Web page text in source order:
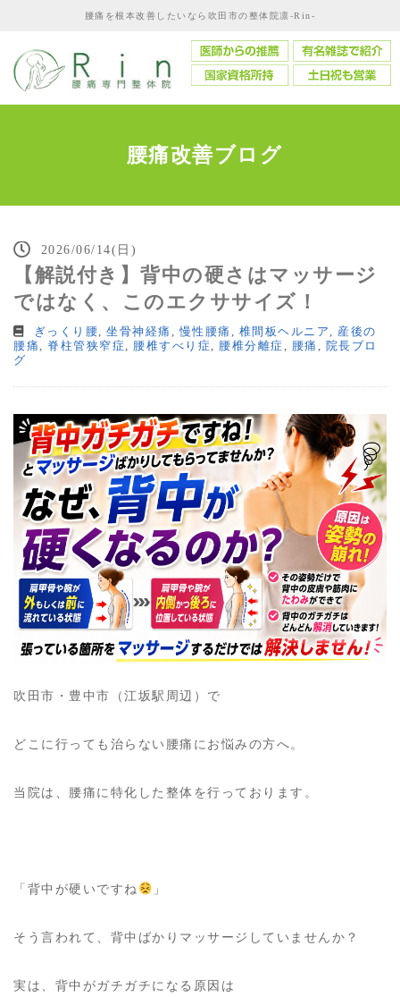
腰痛を根本改善したいなら吹田市の整体院凛-Rin-
腰痛改善ブログ
2026/06/14(日)
【解説付き】背中の硬さはマッサージ
ではなく、このエクササイズ！
ぎっくり腰, 坐骨神経痛 ,慢性腰痛 , 椎間板ヘルニア , 産後の
腰痛 , 脊柱管狭窄症 , 腰椎すべり症 , 腰椎分離症 , 腰痛 , 院長ブロ
グ
吹田市・豊中市（江坂駅周辺）で
どこに行っても治らない腰痛にお悩みの方へ。
当院は、腰痛に特化した整体を行っております。
「背中が硬いですね 」
そう言われて、背中ばかりマッサージしていませんか？
実は、背中がガチガチになる原因は